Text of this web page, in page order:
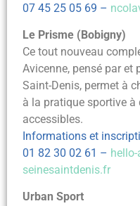
07 45 25 05 69 –
Le Prisme (Bobigny)
Ce tout nouveau
Avicenne, pensé par et
Saint-Denis, permet à
à la pratique sportive
accessibles.
Informations et
01 82 30 02 61 –
seinesaintdenis.fr
Urban Sport